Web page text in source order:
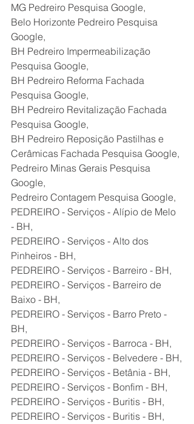
MG Pedreiro Pesquisa Google,
Belo Horizonte Pedreiro Pesquisa
Google,
BH Pedreiro Impermeabilização
Pesquisa Google,
BH Pedreiro Reforma Fachada
Pesquisa Google,
BH Pedreiro Revitalização Fachada
Pesquisa Google,
BH Pedreiro Reposição Pastilhas e
Cerâmicas Fachada Pesquisa Google,
Pedreiro Minas Gerais Pesquisa
Google,
Pedreiro Contagem Pesquisa Google,
PEDREIRO - Serviços - Alípio de Melo
- BH,
PEDREIRO - Serviços - Alto dos
Pinheiros - BH,
PEDREIRO - Serviços - Barreiro - BH,
PEDREIRO - Serviços - Barreiro de
Baixo - BH,
PEDREIRO - Serviços - Barro Preto -
BH,
PEDREIRO - Serviços - Barroca - BH,
PEDREIRO - Serviços - Belvedere - BH,
PEDREIRO - Serviços - Betânia - BH,
PEDREIRO - Serviços - Bonfim - BH,
PEDREIRO - Serviços - Buritis - BH,
PEDREIRO - Serviços - Buritis - BH,